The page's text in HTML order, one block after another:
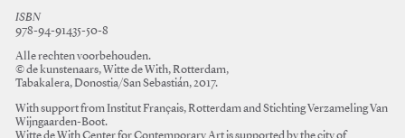
ISBN
978-94-91435-50-8
Alle rechten voorbehouden.
© de kunstenaars, Witte de With, Rotterdam,
Tabakalera, Donostia/San Sebastián, 2017.
With support from Institut Français, Rotterdam and Stichting Verzameling Van
Wijngaarden-Boot.